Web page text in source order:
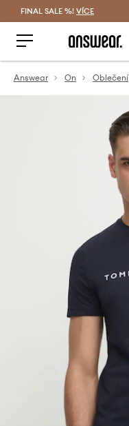
FINAL SALE %! VÍCE
Answear On Oblečení